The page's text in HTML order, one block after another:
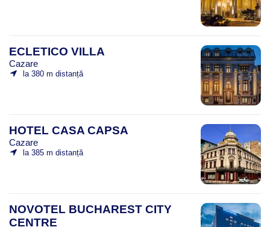
ECLETICO VILLA
Cazare
la 380 m distanță
HOTEL CASA CAPSA
Cazare
la 385 m distanță
NOVOTEL BUCHAREST CITY
CENTRE